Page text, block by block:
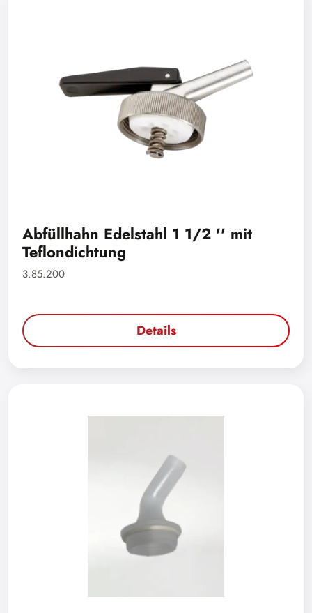
Abfüllhahn Edelstahl 1 1/2 '' mit
Teflondichtung
3.85.200
Details